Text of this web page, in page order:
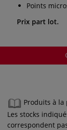
Points
Prix part lot.
Produits à la
Les stocks
correspondent